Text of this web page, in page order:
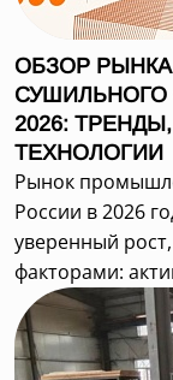
ОБЗОР
СУШИЛЬНОГО
2026:
ТЕХНОЛОГИИ
Рынок
России в 2026
уверенный
факторами: